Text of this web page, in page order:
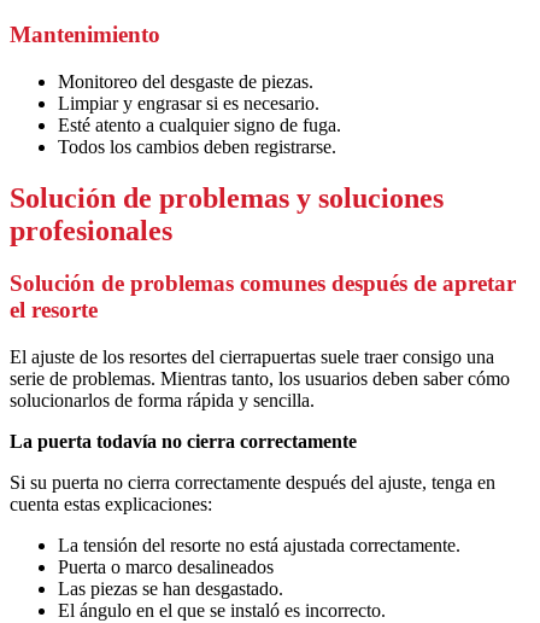
Mantenimiento
Monitoreo del desgaste de piezas.
Limpiar y engrasar si es necesario.
Esté atento a cualquier signo de fuga.
Todos los cambios deben registrarse.
Solución de problemas y soluciones
profesionales
Solución de problemas comunes después de apretar
el resorte
El ajuste de los resortes del cierrapuertas suele traer consigo una
serie de problemas. Mientras tanto, los usuarios deben saber cómo
solucionarlos de forma rápida y sencilla.
La puerta todavía no cierra correctamente
Si su puerta no cierra correctamente después del ajuste, tenga en
cuenta estas explicaciones:
La tensión del resorte no está ajustada correctamente.
Puerta o marco desalineados
Las piezas se han desgastado.
El ángulo en el que se instaló es incorrecto.